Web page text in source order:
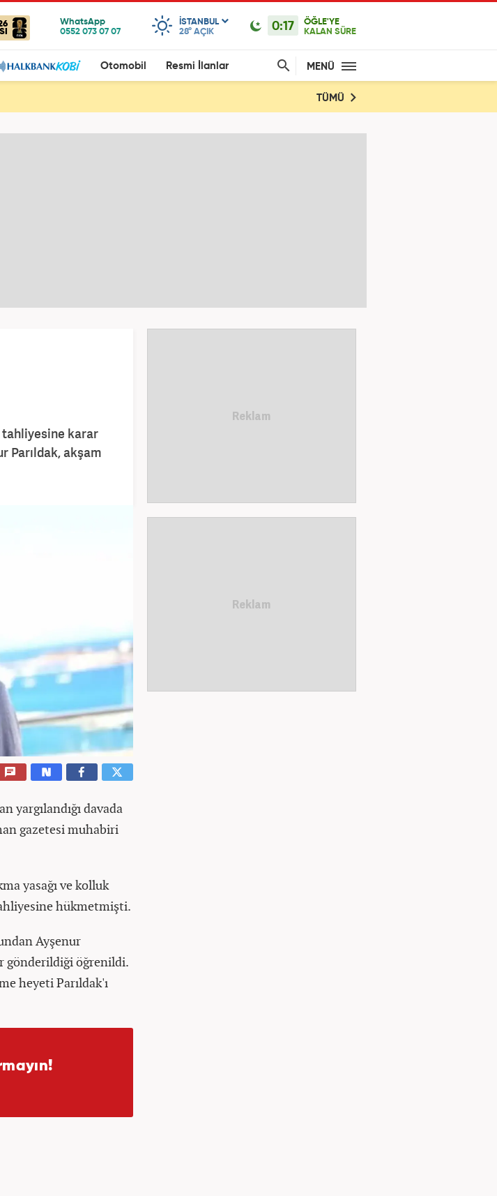
ISTANBUL
28° AÇIK 0:17
ÖĞLE'YE
KALAN SÜRE
Otomobil Resmi İlanlar MENÜ
TÜMÜ
tahliyesine karar
Parıldak, akşam
yargılandığı davada
gazetesi muhabiri
yasağı ve kolluk
hükmetmişti.
Ayşenur
gönderildiği öğrenildi.
heyeti Parıldak'ı